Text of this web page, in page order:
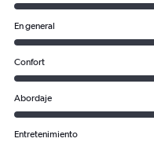
En general
Confort
Abordaje
Entretenimiento